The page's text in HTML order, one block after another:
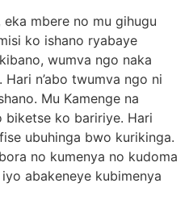
mbere no mu gihugu
ko ishano ryabaye
wumva ngo naka
n’abo twumva ngo ni
Mu Kamenge na
biketse ko baririye. Hari
ubuhinga bwo kurikinga.
no kumenya no kudoma
abakeneye kubimenya